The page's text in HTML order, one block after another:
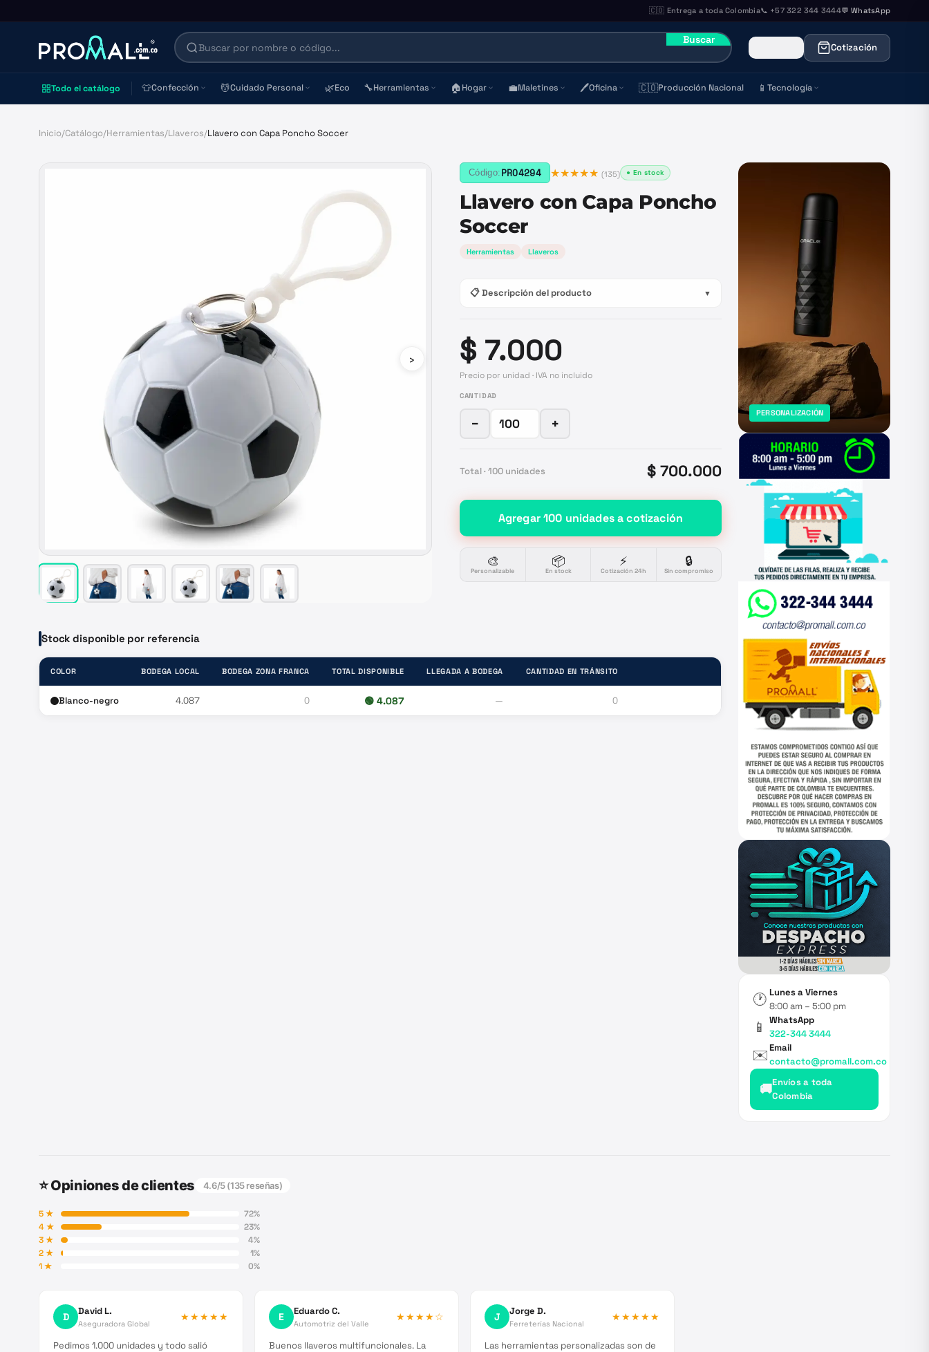
🇨🇴 Entrega a toda Colombia📞 +57 322 344 3444💬 WhatsApp
Buscar
Cotización
Todo el catálogo 👕Confección 💆Cuidado Personal 🌿Eco 🔧Herramientas 🏠Hogar 💼Maletines 🖊️Oficina 🇨🇴Producción Nacional 📱 Tecnología
Inicio/Catálogo/Herramientas/Llaveros/Llavero con Capa Poncho Soccer
›
Código: PRO4294 ★★★★★ (135) ● En stock
Llavero con Capa Poncho
Soccer
Herramientas Llaveros
📋 Descripción del producto ▼
$ 7.000
Precio por unidad · IVA no incluido
CANTIDAD
− +
Total · 100 unidades $ 700.000
Agregar100 unidadesa cotización
🎨
Personalizable
📦
En stock
⚡
Cotización 24h
🔒
Sin compromiso
Stock disponible por referencia
COLOR BODEGA LOCAL BODEGA ZONA FRANCA TOTAL DISPONIBLE LLEGADA A BODEGA CANTIDAD EN TRÁNSITO ESTADO
Blanco-negro 4.087 0 🟢 4.087 — 0 —
PERSONALIZACIÓN
🕐 Lunes a Viernes
8:00 am – 5:00 pm
📱
WhatsApp
322-344 3444
✉️Email
contacto@promall.com.co
🚚Envíos a toda
Colombia
⭐ Opiniones de clientes 4.6/5 (135reseñas)
5★ 72%
4★ 23%
3★ 4%
2★ 1%
1★ 0%
D David L.
Aseguradora Global
★★★★★
Pedimos 1.000 unidades y todo salió
E Eduardo C.
Automotriz del Valle
★★★★☆
Buenos llaveros multifuncionales. La
J Jorge D.
Ferreterías Nacional
★★★★★
Las herramientas personalizadas son de